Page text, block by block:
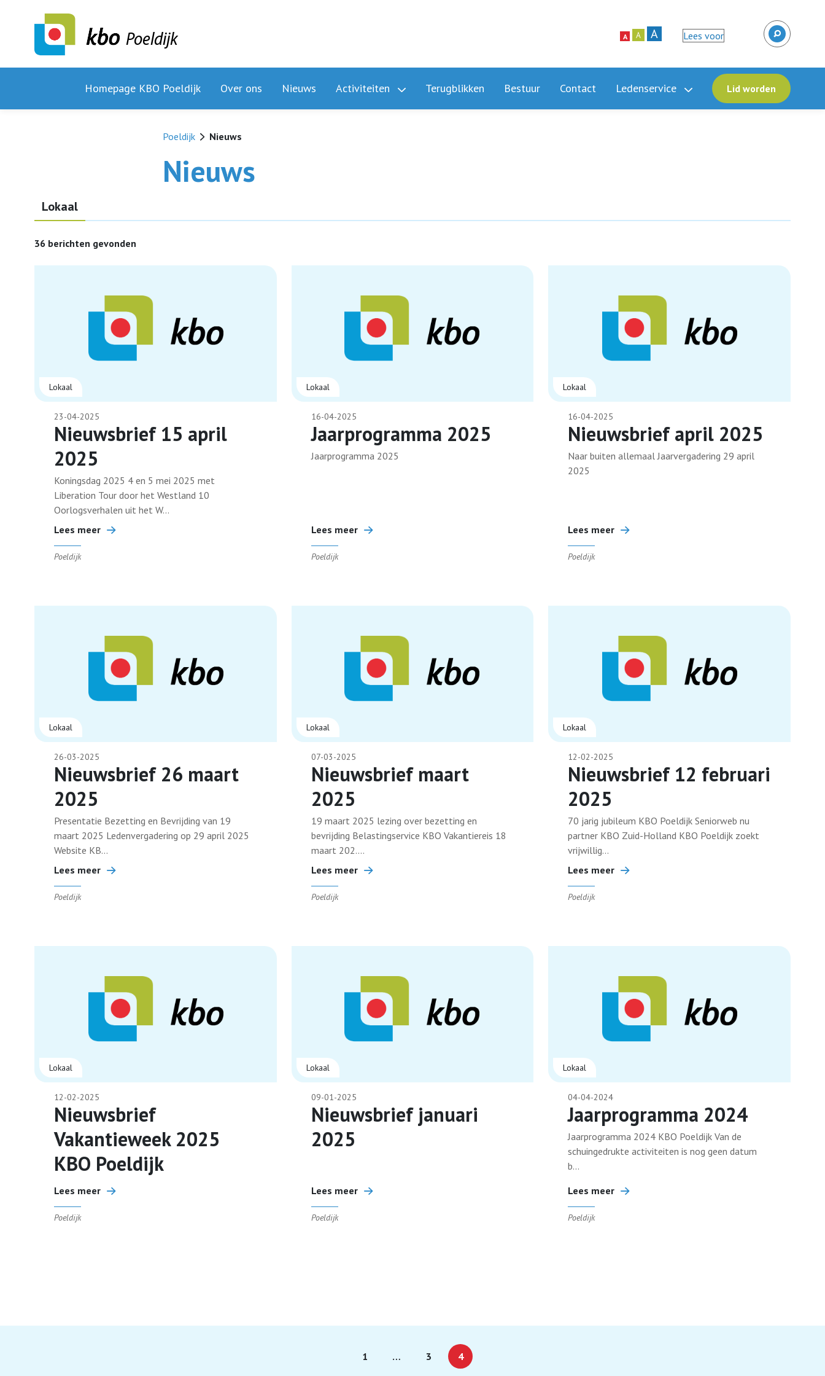
Poeldijk A A A Lees voor
Homepage KBO Poeldijk Over ons Nieuws Activiteiten Terugblikken Bestuur Contact Ledenservice Lid worden
Poeldijk Nieuws
Nieuws
Lokaal
36 berichten gevonden
Lokaal
23-04-2025
Nieuwsbrief 15 april
2025
Koningsdag 2025 4 en 5 mei 2025 met
Liberation Tour door het Westland 10
Oorlogsverhalen uit het W...
Lees meer
Poeldijk
Lokaal
16-04-2025
Jaarprogramma 2025
Jaarprogramma 2025
Lees meer
Poeldijk
Lokaal
16-04-2025
Nieuwsbrief april 2025
Naar buiten allemaal Jaarvergadering 29 april
2025
Lees meer
Poeldijk
Lokaal
26-03-2025
Nieuwsbrief 26 maart
2025
Presentatie Bezetting en Bevrijding van 19
maart 2025 Ledenvergadering op 29 april 2025
Website KB...
Lees meer
Poeldijk
Lokaal
07-03-2025
Nieuwsbrief maart
2025
19 maart 2025 lezing over bezetting en
bevrijding Belastingservice KBO Vakantiereis 18
maart 202....
Lees meer
Poeldijk
Lokaal
12-02-2025
Nieuwsbrief 12 februari
2025
70 jarig jubileum KBO Poeldijk Seniorweb nu
partner KBO Zuid-Holland KBO Poeldijk zoekt
vrijwillig...
Lees meer
Poeldijk
Lokaal
12-02-2025
Nieuwsbrief
Vakantieweek 2025
KBO Poeldijk
Lees meer
Poeldijk
Lokaal
09-01-2025
Nieuwsbrief januari
2025
Lees meer
Poeldijk
Lokaal
04-04-2024
Jaarprogramma 2024
Jaarprogramma 2024 KBO Poeldijk Van de
schuingedrukte activiteiten is nog geen datum
b...
Lees meer
Poeldijk
1 … 3 4